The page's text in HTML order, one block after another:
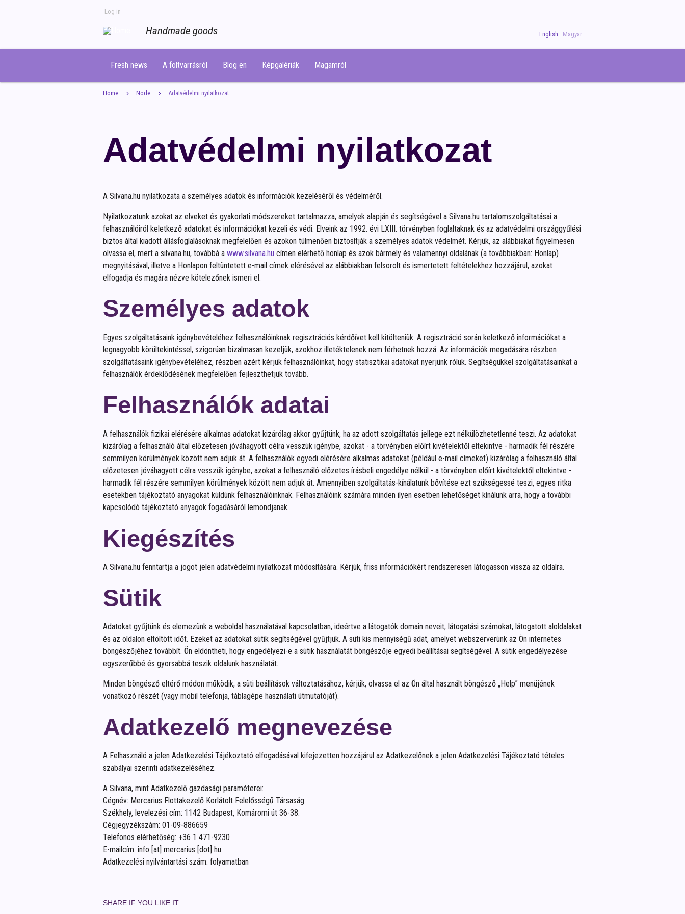
USER
ACCOUNT
MENU
Log in
Handmade goods English Magyar
MAIN
Fresh news A foltvarrásról Blog en Képgalériák Magamról
Home Node Adatvédelmi nyilatkozat
Adatvédelmi nyilatkozat
A Silvana.hu nyilatkozata a személyes adatok és információk kezeléséről és védelméről.
Nyilatkozatunk azokat az elveket és gyakorlati módszereket tartalmazza, amelyek alapján és segítségével a Silvana.hu tartalomszolgáltatásai a
felhasználóiról keletkező adatokat és információkat kezeli és védi. Elveink az 1992. évi LXIII. törvényben foglaltaknak és az adatvédelmi országgyűlési
biztos által kiadott állásfoglalásoknak megfelelően és azokon túlmenően biztosítják a személyes adatok védelmét. Kérjük, az alábbiakat figyelmesen
olvassa el, mert a silvana.hu, továbbá a www.silvana.hu címen elérhető honlap és azok bármely és valamennyi oldalának (a továbbiakban: Honlap)
megnyitásával, illetve a Honlapon feltüntetett e-mail címek elérésével az alábbiakban felsorolt és ismertetett feltételekhez hozzájárul, azokat
elfogadja és magára nézve kötelezőnek ismeri el.
Személyes adatok
Egyes szolgáltatásaink igénybevételéhez felhasználóinknak regisztrációs kérdőívet kell kitölteniük. A regisztráció során keletkező információkat a
legnagyobb körültekintéssel, szigorúan bizalmasan kezeljük, azokhoz illetéktelenek nem férhetnek hozzá. Az információk megadására részben
szolgáltatásaink igénybevételéhez, részben azért kérjük felhasználóinkat, hogy statisztikai adatokat nyerjünk róluk. Segítségükkel szolgáltatásainkat a
felhasználók érdeklődésének megfelelően fejleszthetjük tovább.
Felhasználók adatai
A felhasználók fizikai elérésére alkalmas adatokat kizárólag akkor gyűjtünk, ha az adott szolgáltatás jellege ezt nélkülözhetetlenné teszi. Az adatokat
kizárólag a felhasználó által előzetesen jóváhagyott célra vesszük igénybe, azokat - a törvényben előírt kivételektől eltekintve - harmadik fél részére
semmilyen körülmények között nem adjuk át. A felhasználók egyedi elérésére alkalmas adatokat (például e-mail címeket) kizárólag a felhasználó által
előzetesen jóváhagyott célra vesszük igénybe, azokat a felhasználó előzetes írásbeli engedélye nélkül - a törvényben előírt kivételektől eltekintve -
harmadik fél részére semmilyen körülmények között nem adjuk át. Amennyiben szolgáltatás-kínálatunk bővítése ezt szükségessé teszi, egyes ritka
esetekben tájékoztató anyagokat küldünk felhasználóinknak. Felhasználóink számára minden ilyen esetben lehetőséget kínálunk arra, hogy a további
kapcsolódó tájékoztató anyagok fogadásáról lemondjanak.
Kiegészítés
A Silvana.hu fenntartja a jogot jelen adatvédelmi nyilatkozat módosítására. Kérjük, friss információkért rendszeresen látogasson vissza az oldalra.
Sütik
Adatokat gyűjtünk és elemezünk a weboldal használatával kapcsolatban, ideértve a látogatók domain neveit, látogatási számokat, látogatott aloldalakat
és az oldalon eltöltött időt. Ezeket az adatokat sütik segítségével gyűjtjük. A süti kis mennyiségű adat, amelyet webszerverünk az Ön internetes
böngészőjéhez továbbít. Ön eldöntheti, hogy engedélyezi-e a sütik használatát böngészője egyedi beállításai segítségével. A sütik engedélyezése
egyszerűbbé és gyorsabbá teszik oldalunk használatát.
Minden böngésző eltérő módon működik, a süti beállítások változtatásához, kérjük, olvassa el az Ön által használt böngésző „Help” menüjének
vonatkozó részét (vagy mobil telefonja, táblagépe használati útmutatóját).
Adatkezelő megnevezése
A Felhasználó a jelen Adatkezelési Tájékoztató elfogadásával kifejezetten hozzájárul az Adatkezelőnek a jelen Adatkezelési Tájékoztató tételes
szabályai szerinti adatkezeléséhez.
A Silvana, mint Adatkezelő gazdasági paraméterei:
Cégnév: Mercarius Flottakezelő Korlátolt Felelősségű Társaság
Székhely, levelezési cím: 1142 Budapest, Komáromi út 36-38.
Cégjegyzékszám: 01-09-886659
Telefonos elérhetőség: +36 1 471-9230
E-mailcím: info [at] mercarius [dot] hu
Adatkezelési nyilvántartási szám: folyamatban
SHARE IF YOU LIKE IT